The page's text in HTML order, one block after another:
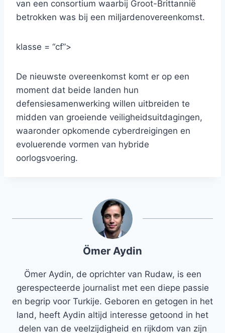
van een consortium waarbij Groot-Brittannië
betrokken was bij een miljardenovereenkomst.
klasse = “cf”>
De nieuwste overeenkomst komt er op een
moment dat beide landen hun
defensiesamenwerking willen uitbreiden te
midden van groeiende veiligheidsuitdagingen,
waaronder opkomende cyberdreigingen en
evoluerende vormen van hybride
oorlogsvoering.
Ömer Aydin
Ömer Aydin, de oprichter van Rudaw, is een
gerespecteerde journalist met een diepe passie
en begrip voor Turkije. Geboren en getogen in het
land, heeft Aydin altijd interesse getoond in het
delen van de veelzijdigheid en rijkdom van zijn